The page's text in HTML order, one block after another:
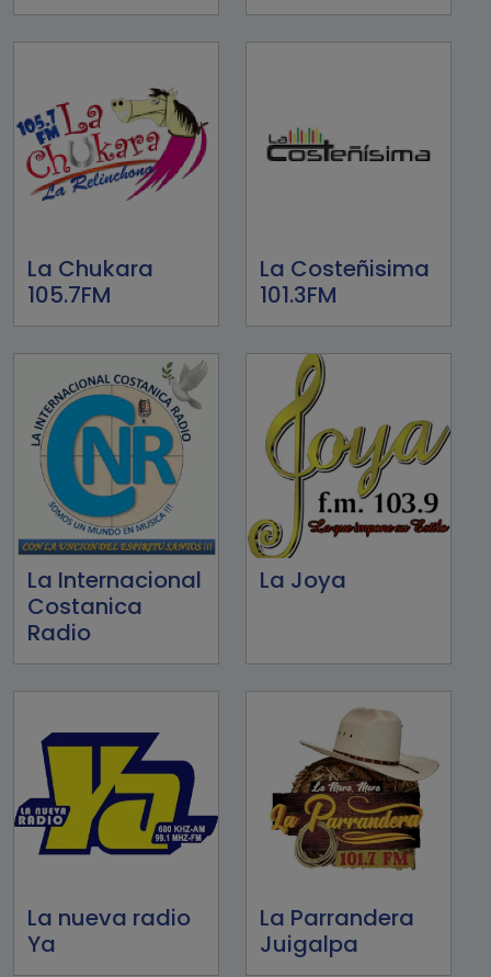
La Chukara
105.7FM
La Costeñisima
101.3FM
La Internacional
Costanica
Radio
La Joya
La nueva radio
Ya
La Parrandera
Juigalpa